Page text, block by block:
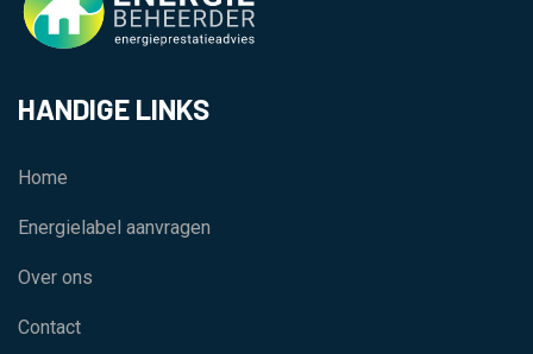
HANDIGE LINKS
Home
Energielabel aanvragen
Over ons
Contact